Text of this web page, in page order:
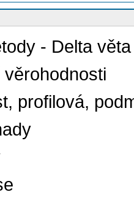
- Delta věta
profilová,